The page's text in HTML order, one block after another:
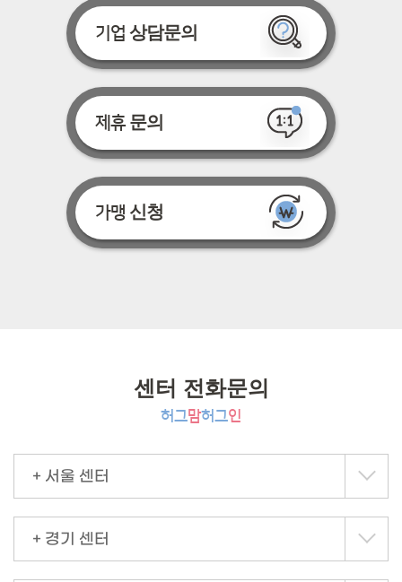
기업 상담문의
제휴문의
가맹 신청
센터 전화문의
허그맘허그인
+ 서울 센터
+ 경기 센터